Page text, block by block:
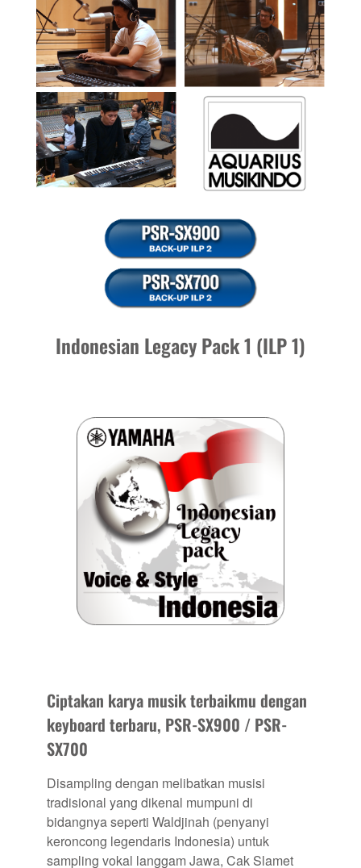
Indonesian Legacy Pack 1 (ILP 1)
Ciptakan karya musik terbaikmu dengan
keyboard terbaru, PSR-SX900 / PSR-
SX700
Disampling dengan melibatkan musisi
tradisional yang dikenal mumpuni di
bidangnya seperti Waldjinah (penyanyi
keroncong legendaris Indonesia) untuk
sampling vokal langgam Jawa, Cak Slamet